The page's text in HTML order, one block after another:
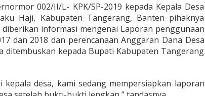
002/II/L- KPK/SP-2019 kepada Kepala Desa
Haji, Kabupaten Tangerang, Banten pihaknya
informasi mengenai Laporan penggunaan
dan 2018 dan perencanaan Anggaran Dana Desa
ditembuskan kepada Bupati Kabupaten Tangerang
kepala desa, kami sedang mempersiapkan laporan